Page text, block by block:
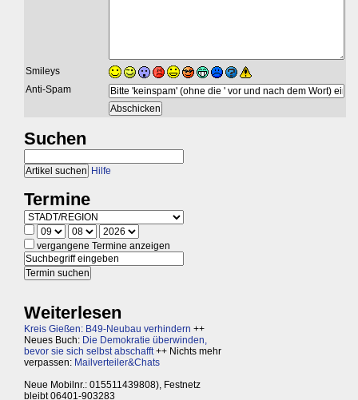
Smileys
Anti-Spam
Suchen
Hilfe
Termine
vergangene Termine anzeigen
Weiterlesen
Kreis Gießen: B49-Neubau verhindern ++
Neues Buch: Die Demokratie überwinden,
bevor sie sich selbst abschafft++ Nichts mehr
verpassen: Mailverteiler&Chats
Neue Mobilnr.: 015511439808), Festnetz
bleibt 06401-903283